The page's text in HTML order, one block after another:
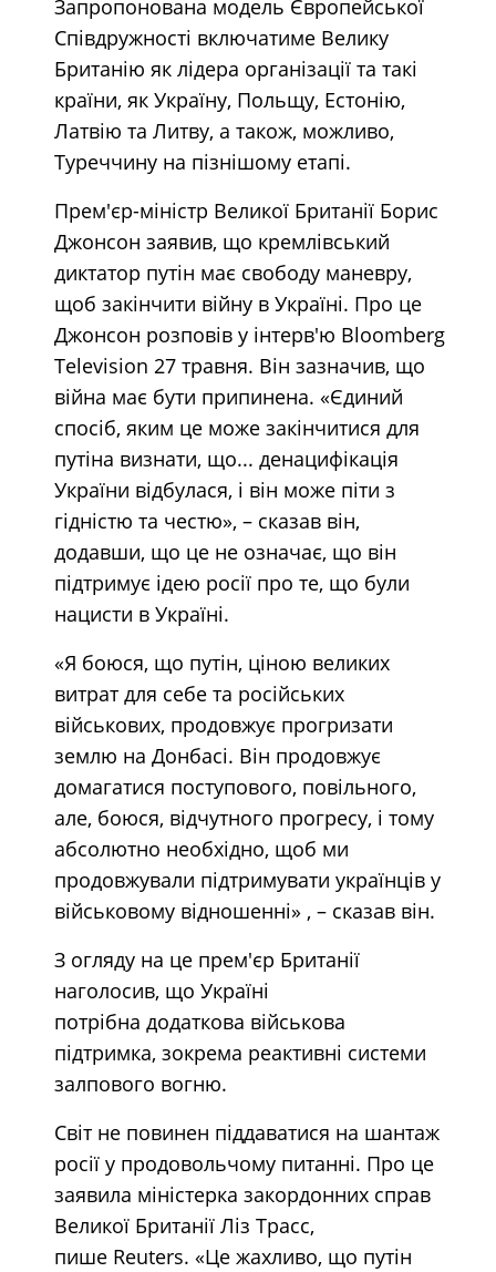
Запропонована модель Європейської
Співдружності включатиме Велику
Британію як лідера організації та такі
країни, як Україну, Польщу, Естонію,
Латвію та Литву, а також, можливо,
Туреччину на пізнішому етапі.
Прем'єр-міністр Великої Британії Борис
Джонсон заявив, що кремлівський
диктатор путін має свободу маневру,
щоб закінчити війну в Україні. Про це
Джонсон розповів у інтерв'ю Bloomberg
Television 27 травня. Він зазначив, що
війна має бути припинена. «Єдиний
спосіб, яким це може закінчитися для
путіна визнати, що... денацифікація
України відбулася, і він може піти з
гідністю та честю», – сказав він,
додавши, що це не означає, що він
підтримує ідею росії про те, що були
нацисти в Україні.
«Я боюся, що путін, ціною великих
витрат для себе та російських
військових, продовжує прогризати
землю на Донбасі. Він продовжує
домагатися поступового, повільного,
але, боюся, відчутного прогресу, і тому
абсолютно необхідно, щоб ми
продовжували підтримувати українців у
військовому відношенні» , – сказав він.
З огляду на це прем'єр Британії
наголосив, що Україні
потрібна додаткова військова
підтримка, зокрема реактивні системи
залпового вогню.
Світ не повинен піддаватися на шантаж
росії у продовольчому питанні. Про це
заявила міністерка закордонних справ
Великої Британії Ліз Трасс,
пише Reuters. «Це жахливо, що путін